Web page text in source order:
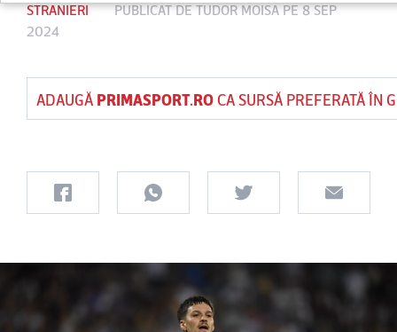
STRANIERI PUBLICAT DETUDOR MOISAPE 8 SEP
2024
ADAUGĂ PRIMASPORT.ROCA SURSĂ PREFERATĂ ÎN